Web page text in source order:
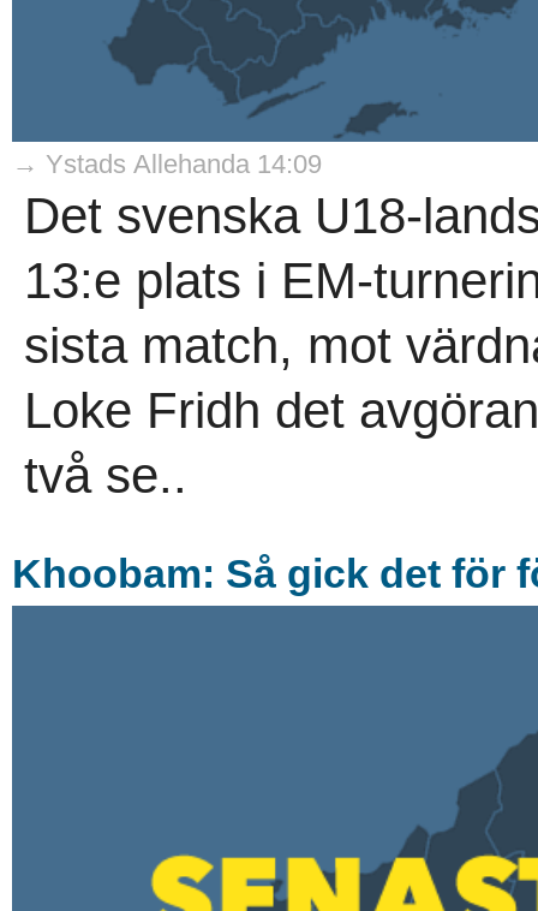
→ Ystads Allehanda 14:09
Det svenska U18-
13:e plats i EM-
sista match, mot
Loke Fridh det
två se..
Khoobam: Så gick det för